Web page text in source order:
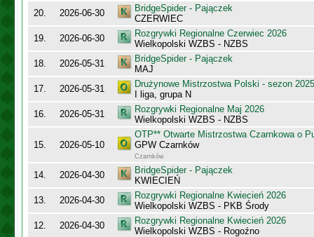
20. 2026-06-30
BridgeSpider - Pajączek
CZERWIEC
19.
2026-06-30
Rozgrywki Regionalne Czerwiec 2026
Wielkopolski WZBS - NZBS
18.
2026-05-31
BridgeSpider - Pajączek
MAJ
17.
2026-05-31
Drużynowe Mistrzostwa Polski - sezon
I liga, grupa N
16.
2026-05-31
Rozgrywki Regionalne Maj 2026
Wielkopolski WZBS - NZBS
15. 2026-05-10
OTP** Otwarte Mistrzostwa Czarnkowa o
GPW Czarnków
Czarnków
14. 2026-04-30
BridgeSpider - Pajączek
KWIECIEŃ
13.
2026-04-30
Rozgrywki Regionalne Kwiecień 2026
Wielkopolski WZBS - PKB Środy
12.
2026-04-30
Rozgrywki Regionalne Kwiecień 2026
Wielkopolski WZBS - Rogoźno